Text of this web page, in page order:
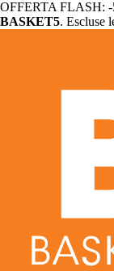
OFFERTA FLASH: -
BASKET5. Escluse